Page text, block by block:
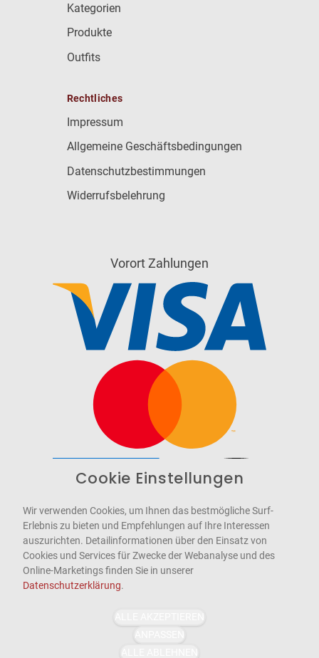
Kategorien
Produkte
Outfits
Rechtliches
Impressum
Allgemeine Geschäftsbedingungen
Datenschutzbestimmungen
Widerrufsbelehrung
Vorort Zahlungen
WCAG-2.1-AA
Cookie Einstellungen
Wir verwenden Cookies, um Ihnen das bestmögliche Surf-
Erlebnis zu bieten und Empfehlungen auf Ihre Interessen
auszurichten. Detailinformationen über den Einsatz von
Cookies und Services für Zwecke der Webanalyse und des
Online-Marketings finden Sie in unserer
Datenschutzerklärung.
ALLE AKZEPTIEREN
ANPASSEN
ALLE ABLEHNEN